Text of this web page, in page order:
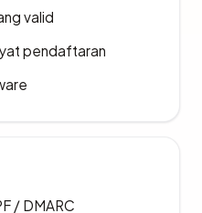
valid
pendaftaran
/ DMARC